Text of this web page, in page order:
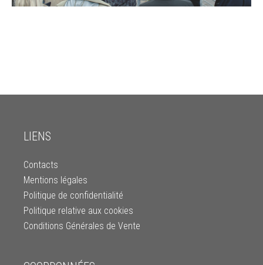
LIENS
Contacts
Mentions légales
Politique de confidentialité
Politique relative aux cookies
Conditions Générales de Vente